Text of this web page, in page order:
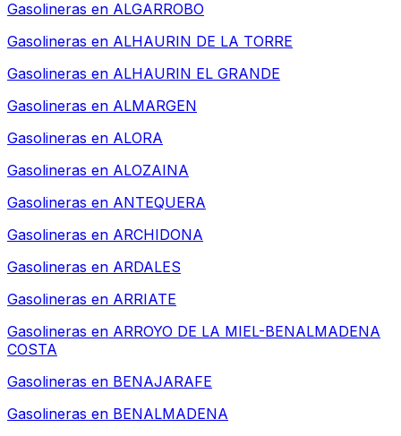
Gasolineras en ALGARROBO
Gasolineras en ALHAURIN DE LA TORRE
Gasolineras en ALHAURIN EL GRANDE
Gasolineras en ALMARGEN
Gasolineras en ALORA
Gasolineras en ALOZAINA
Gasolineras en ANTEQUERA
Gasolineras en ARCHIDONA
Gasolineras en ARDALES
Gasolineras en ARRIATE
Gasolineras en ARROYO DE LA MIEL-BENALMADENA
COSTA
Gasolineras en BENAJARAFE
Gasolineras en BENALMADENA